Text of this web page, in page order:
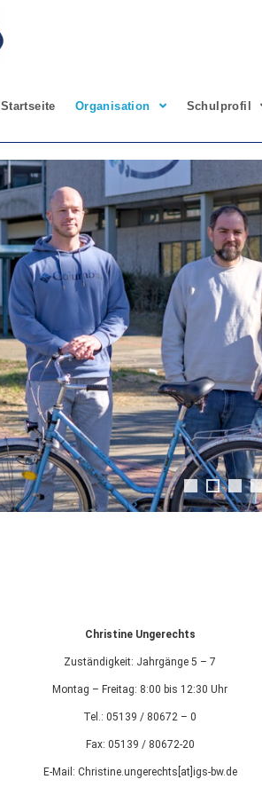
Startseite Organisation Schulprofil
Christine Ungerechts
Zuständigkeit: Jahrgänge 5 – 7
Montag – Freitag: 8:00 bis 12:30 Uhr
Tel.: 05139 / 80672 – 0
Fax: 05139 / 80672-20
E-Mail: Christine.ungerechts[at]igs-bw.de